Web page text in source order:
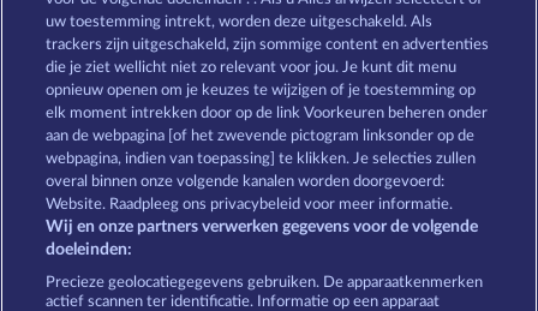
MOORHUHN
DIAMONDS
Toon alle spelletjes
Algemene voorwaarden Privacyverklaring
Colofon Bedrijf FAQ
Partnerprogramma Facebook
Terugbetalingsverzoek indienen
uw toestemming intrekt, worden deze uitgeschakeld. Als
trackers zijn uitgeschakeld, zijn sommige content en advertenties
die je ziet wellicht niet zo relevant voor jou. Je kunt dit menu
opnieuw openen om je keuzes te wijzigen of je toestemming op
elk moment intrekken door op de link Voorkeuren beheren onder
aan de webpagina [of het zwevende pictogram linksonder op de
webpagina, indien van toepassing] te klikken. Je selecties zullen
overal binnen onze volgende kanalen worden doorgevoerd:
Website. Raadpleeg ons privacybeleid voor meer informatie.
Wij en onze partners verwerken gegevens voor de volgende
doeleinden:
Precieze geolocatiegegevens gebruiken. De apparaatkenmerken
actief scannen ter identificatie. Informatie op een apparaat